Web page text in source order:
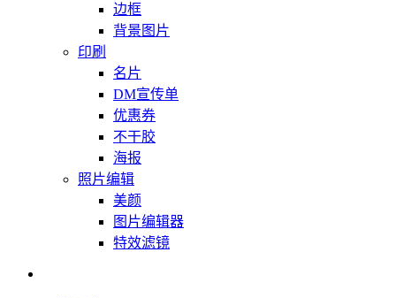
边框
背景图片
印刷
名片
DM宣传单
优惠券
不干胶
海报
照片编辑
美颜
图片编辑器
特效滤镜